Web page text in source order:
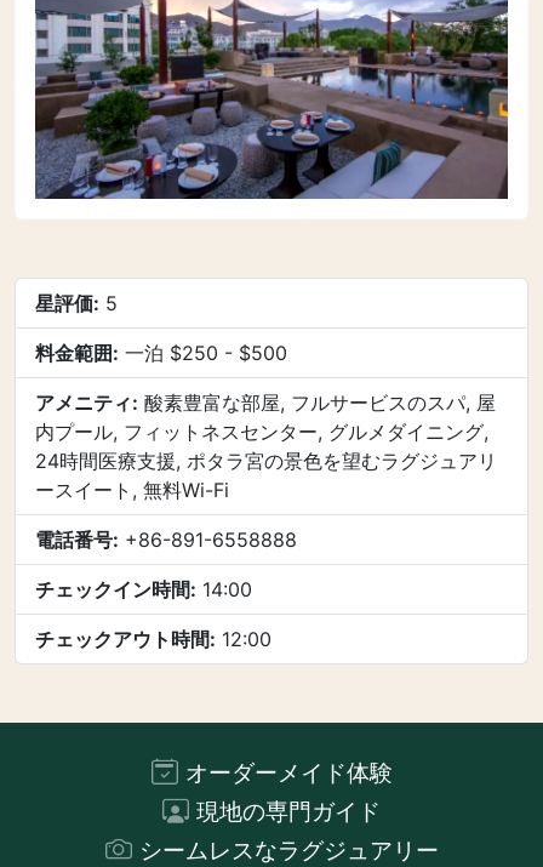
星評価: 5
料金範囲: 一泊 $250 - $500
アメニティ: 酸素豊富な部屋, フルサービスのスパ, 屋
内プール, フィットネスセンター, グルメダイニング,
24時間医療支援, ポタラ宮の景色を望むラグジュアリ
ースイート, 無料Wi-Fi
電話番号: +86-891-6558888
チェックイン時間: 14:00
チェックアウト時間: 12:00
オーダーメイド体験
現地の専門ガイド
シームレスなラグジュアリー